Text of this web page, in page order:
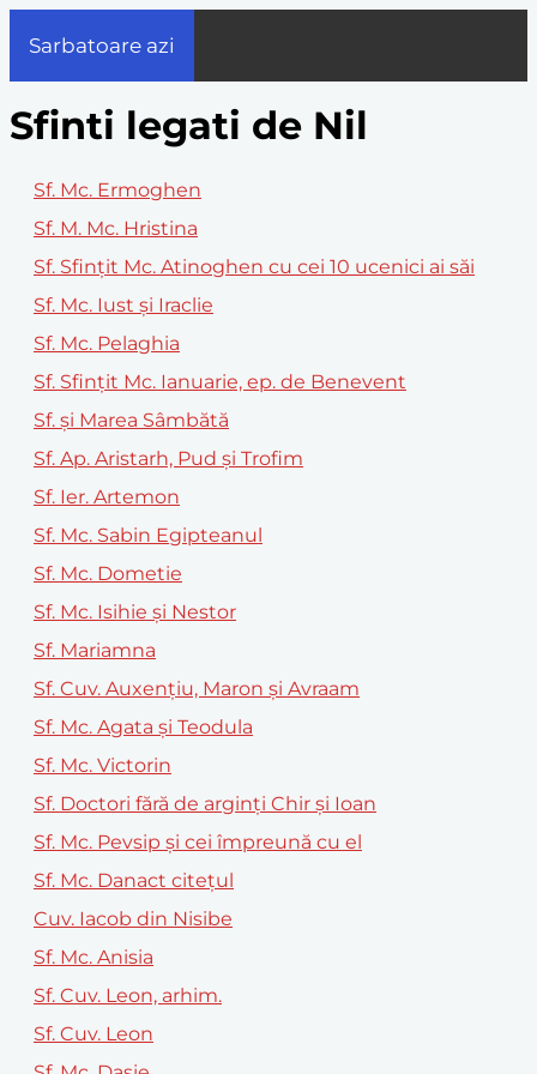
Sarbatoare azi
Sfinti legati de Nil
Sf. Mc. Ermoghen
Sf. M. Mc. Hristina
Sf. Sfințit Mc. Atinoghen cu cei 10 ucenici ai săi
Sf. Mc. Iust și Iraclie
Sf. Mc. Pelaghia
Sf. Sfințit Mc. Ianuarie, ep. de Benevent
Sf. și Marea Sâmbătă
Sf. Ap. Aristarh, Pud și Trofim
Sf. Ier. Artemon
Sf. Mc. Sabin Egipteanul
Sf. Mc. Dometie
Sf. Mc. Isihie şi Nestor
Sf. Mariamna
Sf. Cuv. Auxenţiu, Maron şi Avraam
Sf. Mc. Agata şi Teodula
Sf. Mc. Victorin
Sf. Doctori fără de arginți Chir și Ioan
Sf. Mc. Pevsip şi cei împreună cu el
Sf. Mc. Danact citeţul
Cuv. Iacob din Nisibe
Sf. Mc. Anisia
Sf. Cuv. Leon, arhim.
Sf. Cuv. Leon